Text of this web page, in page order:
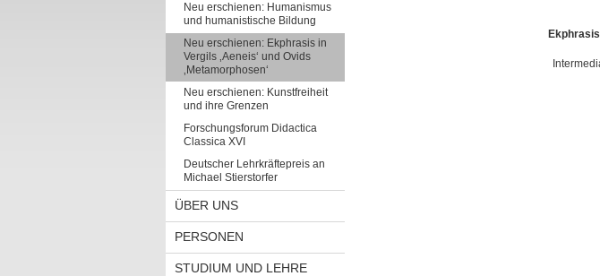
Neu erschienen: Humanismus
und humanistische Bildung
Neu erschienen: Ekphrasis in
Vergils ‚Aeneis‘ und Ovids
‚Metamorphosen‘
Neu erschienen: Kunstfreiheit
und ihre Grenzen
Forschungsforum Didactica
Classica XVI
Deutscher Lehrkräftepreis an
Michael Stierstorfer
ÜBER UNS
PERSONEN
STUDIUM UND LEHRE